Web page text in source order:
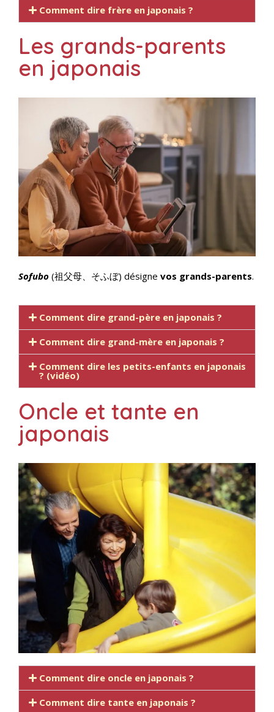
Comment dire frère en japonais ?
Les grands-parents
en japonais
Sofubo (祖父母、そふぼ) désigne vos grands-parents.
Comment dire grand-père en japonais ?
Comment dire grand-mère en japonais ?
Comment dire les petits-enfants en japonais
? (vidéo)
Oncle et tante en
japonais
Comment dire oncle en japonais ?
Comment dire tante en japonais ?